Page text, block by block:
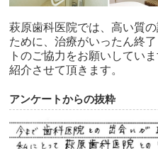
萩原歯科医院では、高い質
ために、治療がいったん終
トのご協力をお願いしてい
紹介させて頂きます。
アンケートからの抜粋